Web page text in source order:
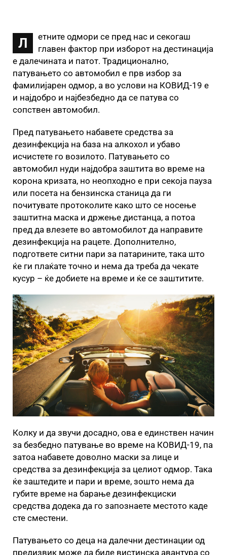
Л
етните одмори се пред нас и секогаш
главен фактор при изборот на дестинација
е далечината и патот. Традиционално,
патувањето со автомобил е прв избор за
фамилијарен одмор, а во услови на КОВИД-19 е
и најдобро и најбезбедно да се патува со
сопствен автомобил.
Пред патувањето набавете средства за
дезинфекција на база на алкохол и убаво
исчистете го возилото. Патувањето со
автомобил нуди најдобра заштита во време на
корона кризата, но неопходно е при секоја пауза
или посета на бензинска станица да ги
почитувате протоколите како што се носење
заштитна маска и држење дистанца, а потоа
пред да влезете во автомобилот да направите
дезинфекција на рацете. Дополнително,
подгответе ситни пари за патарините, така што
ќе ги плаќате точно и нема да треба да чекате
кусур – ќе добиете на време и ќе се заштитите.
Колку и да звучи досадно, ова е единствен начин
за безбедно патување во време на КОВИД-19, па
затоа набавете доволно маски за лице и
средства за дезинфекција за целиот одмор. Така
ќе заштедите и пари и време, зошто нема да
губите време на барање дезинфекциски
средства додека да го запознаете местото каде
сте сместени.
Патувањето со деца на далечни дестинации од
предизвик може да биде вистинска авантура со